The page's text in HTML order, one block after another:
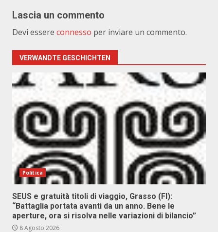
Lascia un commento
Devi essere connesso per inviare un commento.
VERWANDTE GESCHICHTEN
Politica
SEUS e gratuità titoli di viaggio, Grasso (FI):
“Battaglia portata avanti da un anno. Bene le
aperture, ora si risolva nelle variazioni di bilancio”
8 Agosto 2026